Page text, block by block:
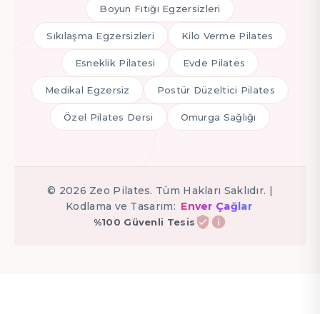
Boyun Fıtığı Egzersizleri
Sıkılaşma Egzersizleri Kilo Verme Pilates
Esneklik Pilatesi Evde Pilates
Medikal Egzersiz Postür Düzeltici Pilates
Özel Pilates Dersi Omurga Sağlığı
© 2026 Zeo Pilates. Tüm Hakları Saklıdır. |
Kodlama ve Tasarım: Enver Çağlar
%100 Güvenli Tesis